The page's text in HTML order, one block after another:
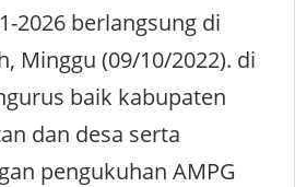
2026 berlangsung di
Minggu (09/10/2022). di
baik kabupaten
dan desa serta
pengukuhan AMPG